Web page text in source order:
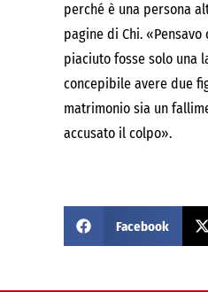
perché è una persona
pagine di Chi.
piaciuto fosse solo una
concepibile avere due
matrimonio sia un
accusato il colpo».
Facebook